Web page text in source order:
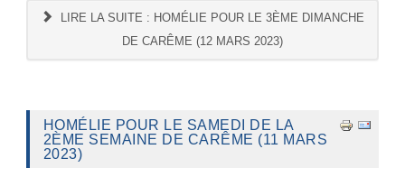
LIRE LA SUITE : HOMÉLIE POUR LE 3ÈME DIMANCHE
DE CARÊME (12 MARS 2023)
HOMÉLIE POUR LE SAMEDI DE LA
2ÈME SEMAINE DE CARÊME (11 MARS
2023)